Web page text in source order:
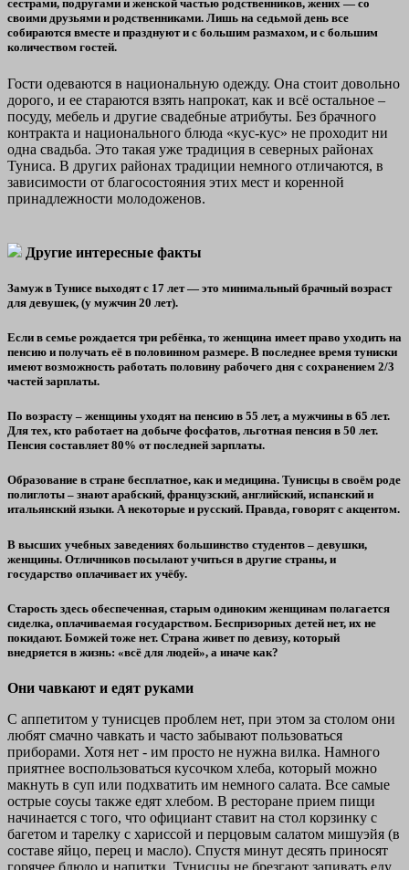
сестрами, подругами и женской частью родственников, жених — со
своими друзьями и родственниками. Лишь на седьмой день все
собираются вместе и празднуют и с большим размахом, и с большим
количеством гостей.
Гости одеваются в национальную одежду. Она стоит довольно
дорого, и ее стараются взять напрокат, как и всё остальное –
посуду, мебель и другие свадебные атрибуты. Без брачного
контракта и национального блюда «кус-кус» не проходит ни
одна свадьба. Это такая уже традиция в северных районах
Туниса. В других районах традиции немного отличаются, в
зависимости от благосостояния этих мест и коренной
принадлежности молодоженов.
Другие интересные факты
Замуж в Тунисе выходят с 17 лет — это минимальный брачный возраст
для девушек, (у мужчин 20 лет).
Если в семье рождается три ребёнка, то женщина имеет право уходить на
пенсию и получать её в половинном размере. В последнее время туниски
имеют возможность работать половину рабочего дня с сохранением 2/3
частей зарплаты.
По возрасту – женщины уходят на пенсию в 55 лет, а мужчины в 65 лет.
Для тех, кто работает на добыче фосфатов, льготная пенсия в 50 лет.
Пенсия составляет 80% от последней зарплаты.
Образование в стране бесплатное, как и медицина. Тунисцы в своём роде
полиглоты – знают арабский, французский, английский, испанский и
итальянский языки. А некоторые и русский. Правда, говорят с акцентом.
В высших учебных заведениях большинство студентов – девушки,
женщины. Отличников посылают учиться в другие страны, и
государство оплачивает их учёбу.
Старость здесь обеспеченная, старым одиноким женщинам полагается
сиделка, оплачиваемая государством. Беспризорных детей нет, их не
покидают. Бомжей тоже нет. Страна живет по девизу, который
внедряется в жизнь: «всё для людей», а иначе как?
Они чавкают и едят руками
С аппетитом у тунисцев проблем нет, при этом за столом они
любят смачно чавкать и часто забывают пользоваться
приборами. Хотя нет - им просто не нужна вилка. Намного
приятнее воспользоваться кусочком хлеба, который можно
макнуть в суп или подхватить им немного салата. Все самые
острые соусы также едят хлебом. В ресторане прием пищи
начинается с того, что официант ставит на стол корзинку с
багетом и тарелку с хариссой и перцовым салатом мишуэйя (в
составе яйцо, перец и масло). Спустя минут десять приносят
горячее блюдо и напитки. Тунисцы не брезгают запивать еду